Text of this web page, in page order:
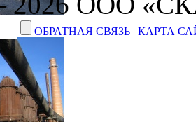
ОБРАТНАЯ СВЯЗЬ | КАРТА